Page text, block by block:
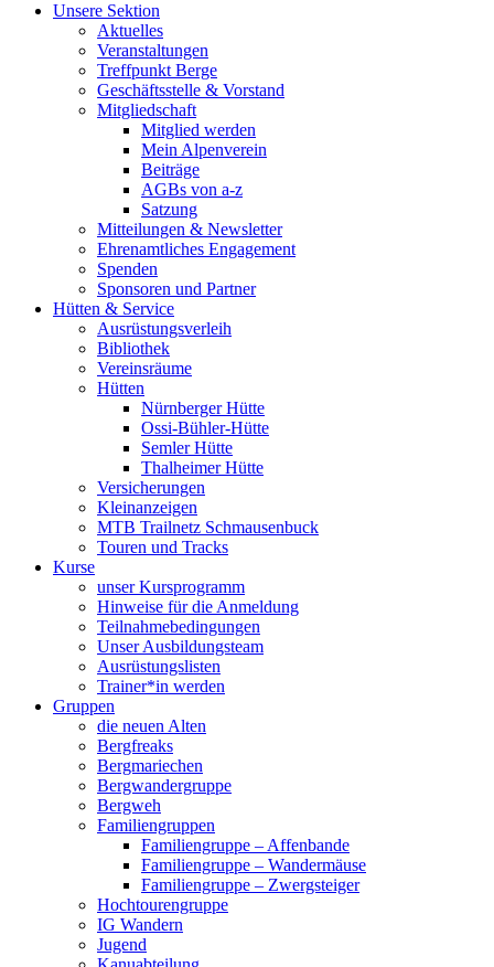
Unsere Sektion
Aktuelles
Veranstaltungen
Treffpunkt Berge
Geschäftsstelle & Vorstand
Mitgliedschaft
Mitglied werden
Mein Alpenverein
Beiträge
AGBs von a-z
Satzung
Mitteilungen & Newsletter
Ehrenamtliches Engagement
Spenden
Sponsoren und Partner
Hütten & Service
Ausrüstungsverleih
Bibliothek
Vereinsräume
Hütten
Nürnberger Hütte
Ossi-Bühler-Hütte
Semler Hütte
Thalheimer Hütte
Versicherungen
Kleinanzeigen
MTB Trailnetz Schmausenbuck
Touren und Tracks
Kurse
unser Kursprogramm
Hinweise für die Anmeldung
Teilnahmebedingungen
Unser Ausbildungsteam
Ausrüstungslisten
Trainer*in werden
Gruppen
die neuen Alten
Bergfreaks
Bergmariechen
Bergwandergruppe
Bergweh
Familiengruppen
Familiengruppe – Affenbande
Familiengruppe – Wandermäuse
Familiengruppe – Zwergsteiger
Hochtourengruppe
IG Wandern
Jugend